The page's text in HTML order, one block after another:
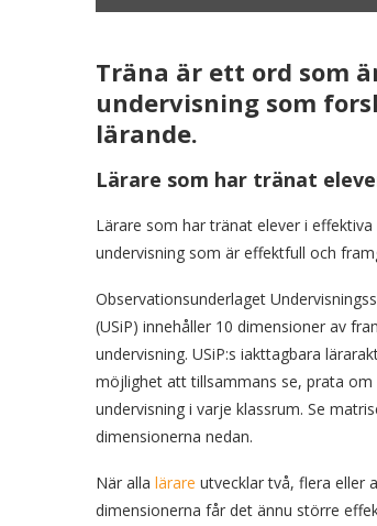
Träna är ett ord som
undervisning som
lärande.
Lärare som har tränat
Lärare som har tränat elever i
undervisning som är effektfull och
Observationsunderlaget
(USiP) innehåller 10 dimensioner av
undervisning. USiP:s iakttagbara
möjlighet att tillsammans se, prata om
undervisning i varje klassrum. Se
dimensionerna nedan.
När alla lärare utvecklar två, flera eller
dimensionerna får det ännu större